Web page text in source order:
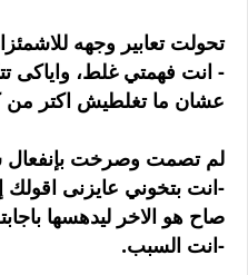
تحولت تعابير وجهه
- انت فهمتي غلط، واياكى
عشان ما تغلطيش اكتر من
لم تصمت وصرخت بإنفعال
-انت بتخوني عايزنى اقولك
صاح هو الاخر ليدهسها
-انت السبب.